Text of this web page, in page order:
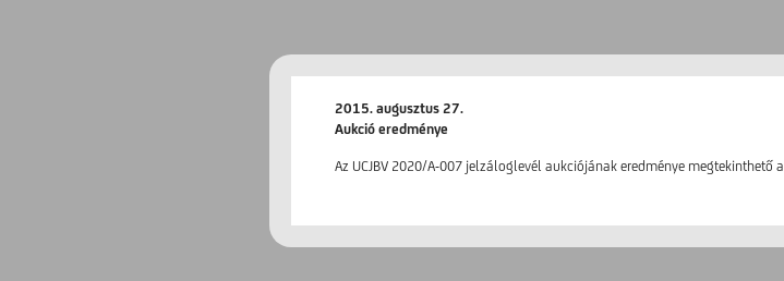
2015. augusztus 27.
Aukció eredménye
Az UCJBV 2020/A-007 jelzáloglevél aukciójának eredménye megtekinthető a